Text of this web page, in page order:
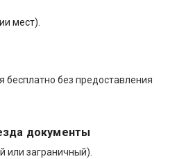
мест).
без предоставления
документы
или заграничный).